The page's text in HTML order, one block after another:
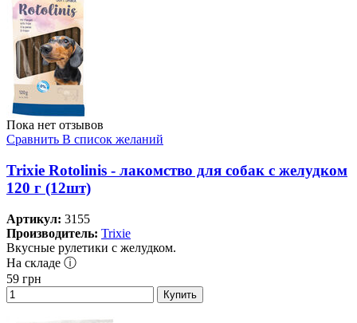
Пока нет отзывов
Сравнить В список желаний
Trixie Rotolinis - лакомство для собак с желудком
120 г (12шт)
Артикул: 3155
Производитель: Trixie
Вкусные рулетики с желудком.
На складе ⓘ
59 грн
Купить